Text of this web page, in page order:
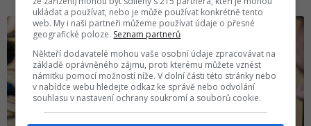
ukládat a používat, nebo je může používat konkrétně tento
web. My i naši partneři můžeme používat údaje o přesné
geografické poloze. Seznam partnerů
Někteří dodavatelé mohou vaše osobní údaje zpracovávat na
základě oprávněného zájmu, proti kterému můžete vznést
námitku pomocí možností níže. V dolní části této stránky nebo
v nabídce webu hledejte odkaz ke správě nebo odvolání
souhlasu v nastavení ochrany soukromí a souborů cookie.